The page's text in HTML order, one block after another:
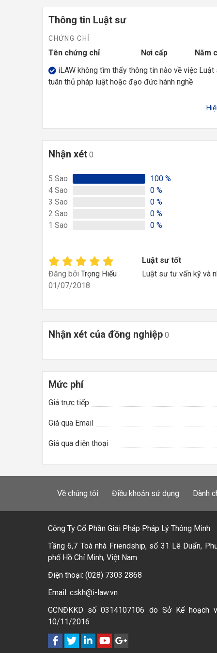
Thông tin Luật sư
CHỨNG CHỈ
Tên chứng chỉ Nơi cấp
Năm
iLAW không tìm thấy thông tin nào về việc
tuân thủ pháp luật hoặc đạo đức hành nghề
Nhận xét 0
5 Sao 100 %
4 Sao 0 %
3 Sao 0 %
2 Sao 0 %
1 Sao 0 %
Luật sư tốt
Đăng bởi Trọng Hiếu
01/07/2018
Luật sư tư vấn kỹ và
Nhận xét của đồng nghiệp 0
Mức phí
Giá trực tiếp
Giá qua Email
Giá qua điện thoại
Về chúng tôi Điều khoản sử dụng Dành
Công Ty Cổ Phần Giải Pháp Pháp Lý Thông Minh
Tầng 6,7 Toà nhà Friendship, số 31 Lê Duẩn,
phố Hồ Chí Minh, Việt Nam
Điện thoại: (028) 7303 2868
Email: cskh@i-law.vn
GCNĐKKD số 0314107106 do Sở Kế hoạch
10/11/2016